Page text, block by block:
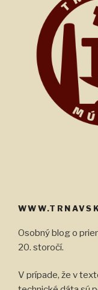
Osobný blog o
20. storočí.
V prípade, že v